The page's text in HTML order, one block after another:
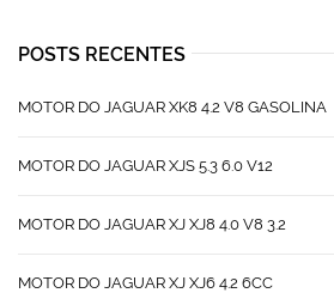
POSTS RECENTES
MOTOR DO JAGUAR XK8 4.2 V8 GASOLINA
MOTOR DO JAGUAR XJS 5.3 6.0 V12
MOTOR DO JAGUAR XJ XJ8 4.0 V8 3.2
MOTOR DO JAGUAR XJ XJ6 4.2 6CC